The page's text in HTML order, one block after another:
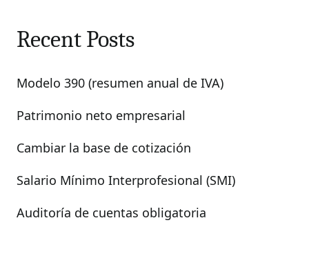
Recent Posts
Modelo 390 (resumen anual de IVA)
Patrimonio neto empresarial
Cambiar la base de cotización
Salario Mínimo Interprofesional (SMI)
Auditoría de cuentas obligatoria